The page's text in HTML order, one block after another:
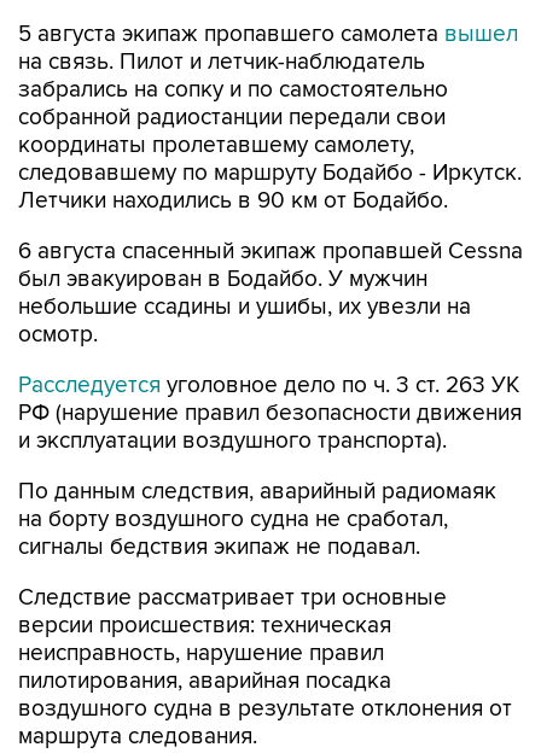
5 августа экипаж пропавшего самолета вышел
на связь. Пилот и летчик-наблюдатель
забрались на сопку и по самостоятельно
собранной радиостанции передали свои
координаты пролетавшему самолету,
следовавшему по маршруту Бодайбо - Иркутск.
Летчики находились в 90 км от Бодайбо.
6 августа спасенный экипаж пропавшей Cessna
был эвакуирован в Бодайбо. У мужчин
небольшие ссадины и ушибы, их увезли на
осмотр.
Расследуется уголовное дело по ч. 3 ст. 263 УК
РФ (нарушение правил безопасности движения
и эксплуатации воздушного транспорта).
По данным следствия, аварийный радиомаяк
на борту воздушного судна не сработал,
сигналы бедствия экипаж не подавал.
Следствие рассматривает три основные
версии происшествия: техническая
неисправность, нарушение правил
пилотирования, аварийная посадка
воздушного судна в результате отклонения от
маршрута следования.